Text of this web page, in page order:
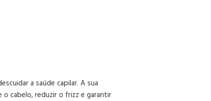
a saúde capilar. A sua
cabelo, reduzir o frizz e garantir